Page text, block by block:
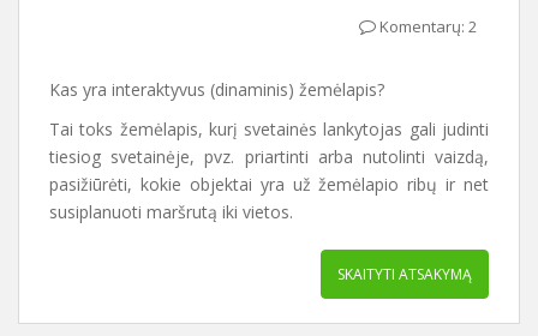
Komentarų: 2
Kas yra interaktyvus (dinaminis) žemėlapis?
Tai toks žemėlapis, kurį svetainės lankytojas gali judinti
tiesiog svetainėje, pvz. priartinti arba nutolinti vaizdą,
pasižiūrėti, kokie objektai yra už žemėlapio ribų ir net
susiplanuoti maršrutą iki vietos.
SKAITYTI ATSAKYMĄ